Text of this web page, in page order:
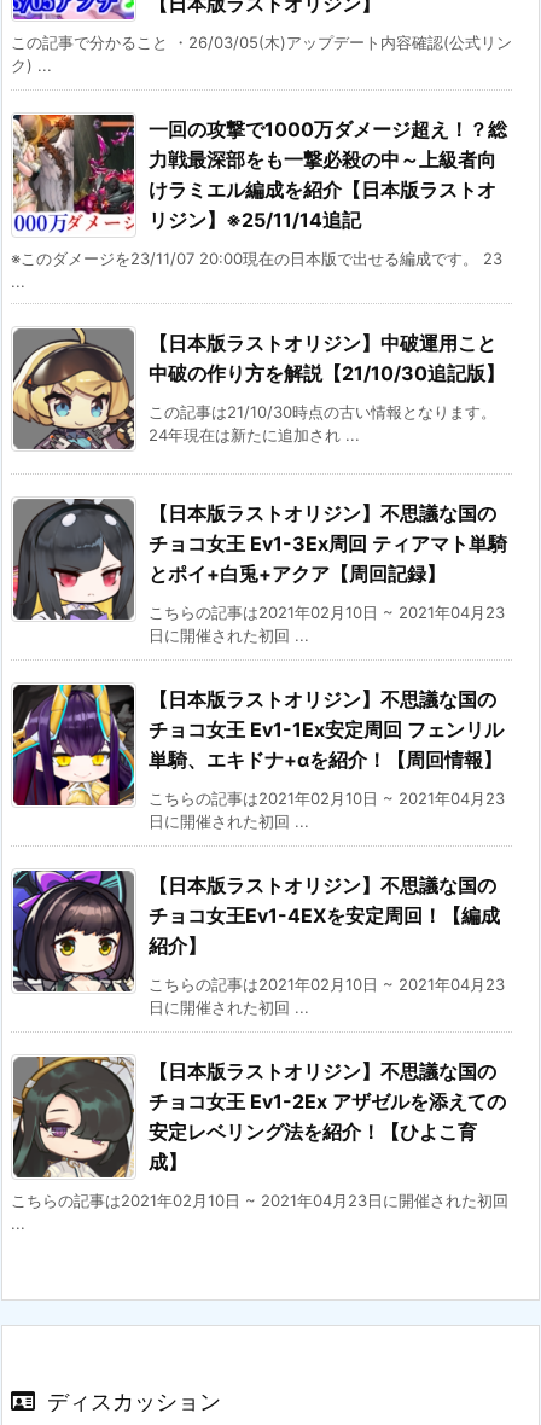
この記事で分かること ・26/03/05(木)アップデート内容確認(公式リン
ク) ...
一回の攻撃で1000万ダメージ超え！？総
力戦最深部をも一撃必殺の中～上級者向
けラミエル編成を紹介【日本版ラストオ
リジン】※25/11/14追記
※このダメージを23/11/07 20:00現在の日本版で出せる編成です。 23
...
【日本版ラストオリジン】中破運用こと
中破の作り方を解説【21/10/30追記版】
この記事は21/10/30時点の古い情報となります。
24年現在は新たに追加され ...
【日本版ラストオリジン】不思議な国の
チョコ女王 Ev1-3Ex周回 ティアマト単騎
とポイ+白兎+アクア【周回記録】
こちらの記事は2021年02月10日 ~ 2021年04月23
日に開催された初回 ...
【日本版ラストオリジン】不思議な国の
チョコ女王 Ev1-1Ex安定周回 フェンリル
単騎、エキドナ+αを紹介！【周回情報】
こちらの記事は2021年02月10日 ~ 2021年04月23
日に開催された初回 ...
【日本版ラストオリジン】不思議な国の
チョコ女王Ev1-4EXを安定周回！【編成
紹介】
こちらの記事は2021年02月10日 ~ 2021年04月23
日に開催された初回 ...
【日本版ラストオリジン】不思議な国の
チョコ女王 Ev1-2Ex アザゼルを添えての
安定レベリング法を紹介！【ひよこ育
成】
こちらの記事は2021年02月10日 ~ 2021年04月23日に開催された初回
...
ディスカッション